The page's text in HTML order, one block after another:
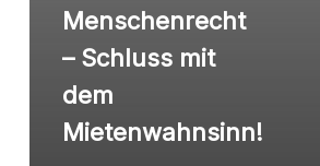
Menschenrecht
– Schluss mit
dem
Mietenwahnsinn!